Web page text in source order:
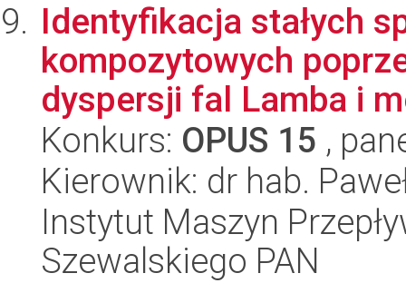
Identyfikacja stałych
kompozytowych
dyspersji fal Lamba i
Konkurs: OPUS 15 ,
Kierownik: dr hab.
Instytut Maszyn
Szewalskiego PAN